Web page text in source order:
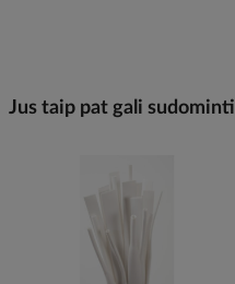
Jus taip pat gali sudominti